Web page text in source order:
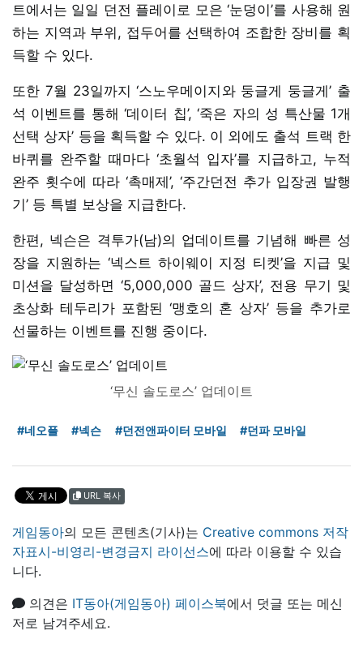
트에서는 일일 던전 플레이로 모은 ‘눈덩이’를 사용해 원
하는 지역과 부위, 접두어를 선택하여 조합한 장비를 획
득할 수 있다.
또한 7월 23일까지 ‘스노우메이지와 둥글게 둥글게’ 출
석 이벤트를 통해 ‘데이터 칩’, ‘죽은 자의 성 특산물 1개
선택 상자’ 등을 획득할 수 있다. 이 외에도 출석 트랙 한
바퀴를 완주할 때마다 ‘초월석 입자’를 지급하고, 누적
완주 횟수에 따라 ‘촉매제’, ‘주간던전 추가 입장권 발행
기’ 등 특별 보상을 지급한다.
한편, 넥슨은 격투가(남)의 업데이트를 기념해 빠른 성
장을 지원하는 ‘넥스트 하이웨이 지정 티켓’을 지급 및
미션을 달성하면 ‘5,000,000 골드 상자’, 전용 무기 및
초상화 테두리가 포함된 ‘맹호의 혼 상자’ 등을 추가로
선물하는 이벤트를 진행 중이다.
‘무신 솔도로스’ 업데이트
#네오플 #넥슨 #던전앤파이터 모바일 #던파 모바일
URL 복사
게임동아의 모든 콘텐츠(기사)는 Creative commons 저작
자표시-비영리-변경금지 라이선스에 따라 이용할 수 있습
니다.
의견은 IT동아(게임동아) 페이스북에서 덧글 또는 메신
저로 남겨주세요.